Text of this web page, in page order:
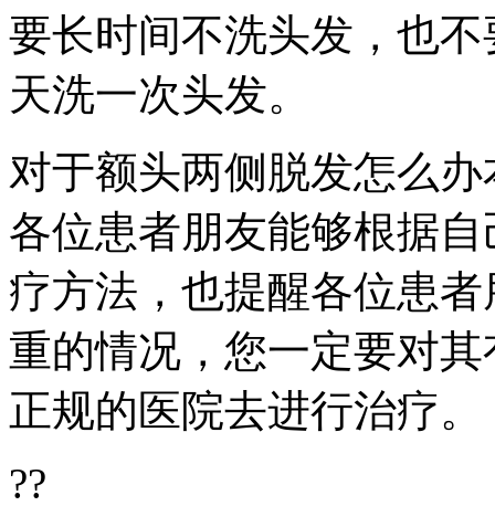
要长时间不洗头发，也
天洗一次头发。
对于额头两侧脱发怎么
各位患者朋友能够根据
疗方法，也提醒各位患
重的情况，您一定要对
正规的医院去进行治疗。
??